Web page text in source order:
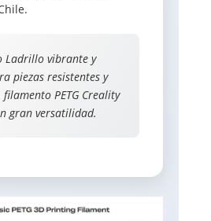
Ladrillo vibrante y
piezas resistentes y
filamento PETG Creality
gran versatilidad.